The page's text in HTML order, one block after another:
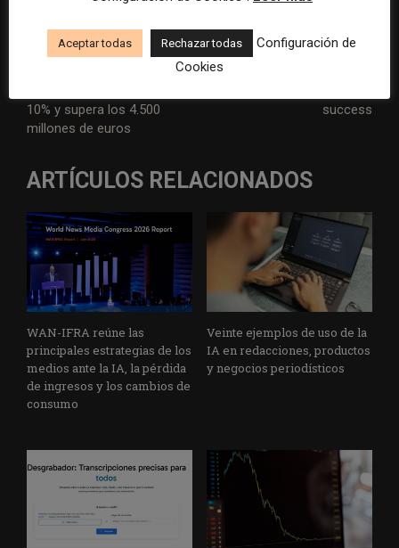
Artículo anterior
La inversión en publicidad
10% y supera los 4.500
millones de euros
Artículo siguiente
Paywalls in UK local news:
success
ARTÍCULOS RELACIONADOS
WAN-IFRA reúne las
principales estrategias de los
medios ante la IA, la pérdida
de ingresos y los cambios de
consumo
Veinte ejemplos de uso de la
IA en redacciones, productos
y negocios periodísticos
Aceptar todas Rechazar todas
Configuración de
Cookies